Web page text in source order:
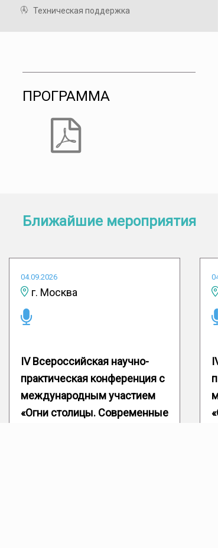
Техническая поддержка
ПРОГРАММА
Ближайшие мероприятия
04.09.2026
г. Москва
IV Всероссийская научно-
практическая конференция с
международным участием
«Огни столицы. Современные